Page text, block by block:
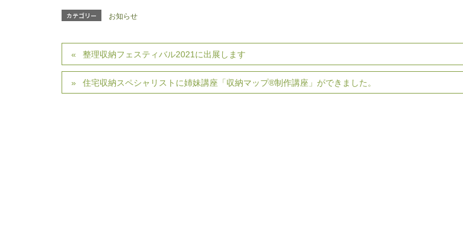
カテゴリー お知らせ
整理収納フェスティバル2021に出展します
住宅収納スペシャリストに姉妹講座「収納マップ®制作講座」ができました。